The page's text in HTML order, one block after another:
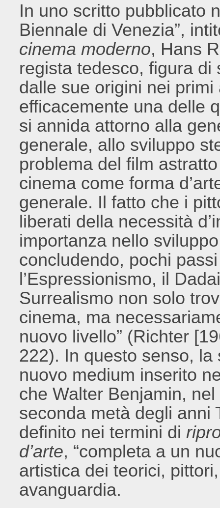
In uno scritto pubblicato
Biennale di Venezia”,
cinema moderno, Hans
regista tedesco, figura
dalle sue origini nei
efficacemente una delle
si annida attorno alla
generale, allo sviluppo
problema del film
cinema come forma
generale. Il fatto che i
liberati della necessità
importanza nello
concludendo, pochi
l’Espressionismo, il
Surrealismo non solo
cinema, ma
nuovo livello” (Richter
222). In questo senso,
nuovo medium inserito
che Walter Benjamin,
seconda metà degli anni
definito nei termini di
d’arte, “completa a un
artistica dei teorici,
avanguardia.